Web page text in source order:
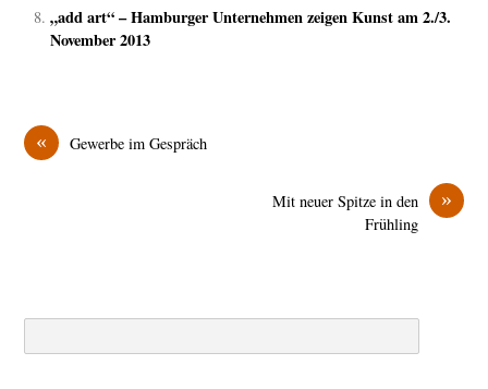
„add art“ – Hamburger Unternehmen zeigen Kunst am 2./3.
November 2013
« Gewerbe im Gespräch
»
Mit neuer Spitze in den
Frühling